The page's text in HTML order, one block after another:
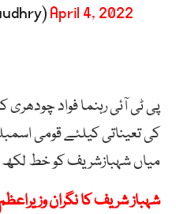
April 4, 2022
پی ٹی آئی رہنما فواد
کی تعیناتی کیلئے قومی
میاں شہبازشریف کو خط
شہباز شریف کا نگران